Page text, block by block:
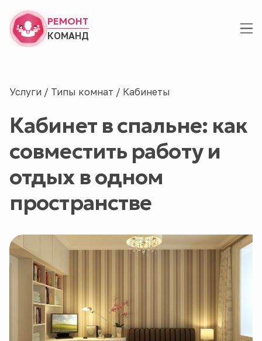
РЕМОНТ
КОМАНД
Услуги / Типы комнат / Кабинеты
Кабинет в спальне: как
совместить работу и
отдых в одном
пространстве